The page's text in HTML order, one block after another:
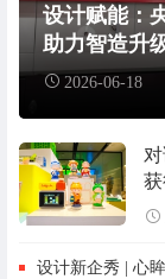
设计赋能：
助力智造升
2026-06-18
设计新企秀 | 心